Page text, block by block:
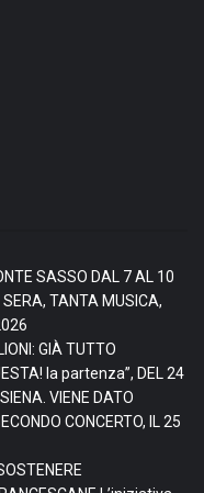
SASSO DAL 7 AL 10
SERA, TANTA MUSICA,
GIÀ TUTTO
la partenza”, DEL 24
VIENE DATO
CONCERTO, IL 25